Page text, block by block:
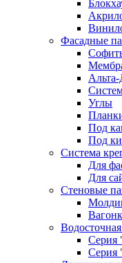
Фасадные
Углы
Под
Под
Система
Для
Для
Стеновые
Серия
Серия